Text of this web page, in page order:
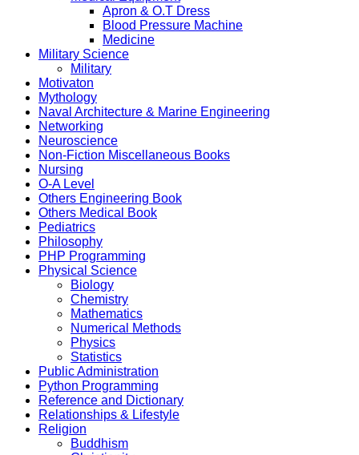
Apron & O.T Dress
Blood Pressure Machine
Medicine
Military Science
Military
Motivaton
Mythology
Naval Architecture & Marine Engineering
Networking
Neuroscience
Non-Fiction Miscellaneous Books
Nursing
O-A Level
Others Engineering Book
Others Medical Book
Pediatrics
Philosophy
PHP Programming
Physical Science
Biology
Chemistry
Mathematics
Numerical Methods
Physics
Statistics
Public Administration
Python Programming
Reference and Dictionary
Relationships & Lifestyle
Religion
Buddhism